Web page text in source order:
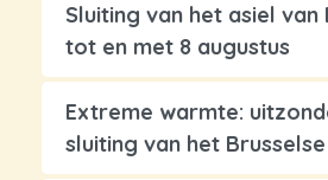
Sluiting van het asiel van
tot en met 8 augustus
Extreme warmte:
sluiting van het